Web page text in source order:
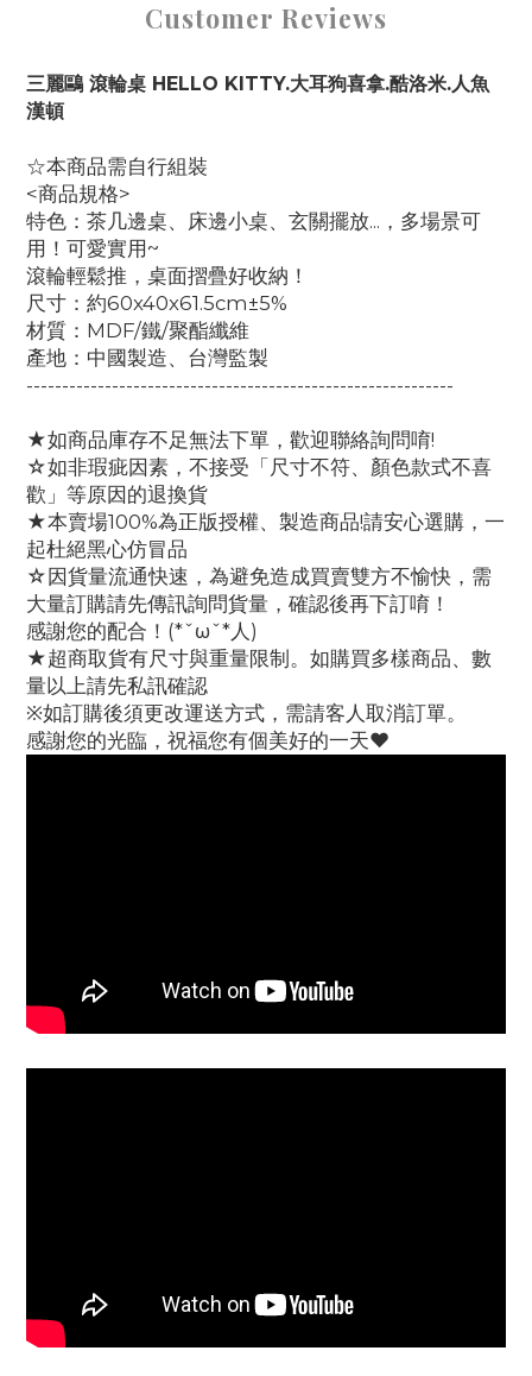
Customer Reviews
三麗鷗 滾輪桌 HELLO KITTY.大耳狗喜拿.酷洛米.人魚
漢頓
☆本商品需自行組裝
<商品規格>
特色：茶几邊桌、床邊小桌、玄關擺放...，多場景可
用！可愛實用~
滾輪輕鬆推，桌面摺疊好收納！
尺寸：約60x40x61.5cm±5%
材質：MDF/鐵/聚酯纖維
產地：中國製造、台灣監製
------------------------------------------------------------
★如商品庫存不足無法下單，歡迎聯絡詢問唷!
☆如非瑕疵因素，不接受「尺寸不符、顏色款式不喜
歡」等原因的退換貨
★本賣場100%為正版授權、製造商品!請安心選購，一
起杜絕黑心仿冒品
☆因貨量流通快速，為避免造成買賣雙方不愉快，需
大量訂購請先傳訊詢問貨量，確認後再下訂唷！
感謝您的配合！(*ˇωˇ*人)
★超商取貨有尺寸與重量限制。如購買多樣商品、數
量以上請先私訊確認
※如訂購後須更改運送方式，需請客人取消訂單。
感謝您的光臨，祝福您有個美好的一天♥